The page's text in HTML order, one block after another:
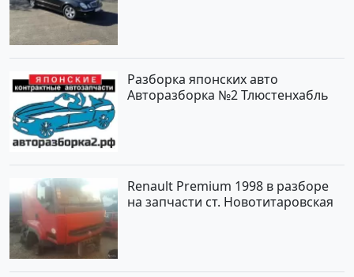
Разборка японских авто
Авторазборка №2 Тлюстенхабль
Renault Premium 1998 в разборе
на запчасти ст. Новотитаровская